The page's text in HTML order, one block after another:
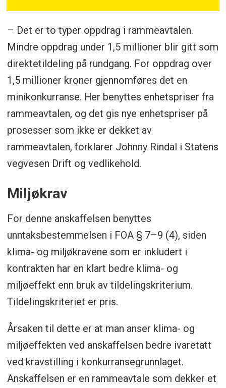
– Det er to typer oppdrag i rammeavtalen.
Mindre oppdrag under 1,5 millioner blir gitt som
direktetildeling på rundgang. For oppdrag over
1,5 millioner kroner gjennomføres det en
minikonkurranse. Her benyttes enhetspriser fra
rammeavtalen, og det gis nye enhetspriser på
prosesser som ikke er dekket av
rammeavtalen, forklarer Johnny Rindal i Statens
vegvesen Drift og vedlikehold.
Miljøkrav
For denne anskaffelsen benyttes
unntaksbestemmelsen i FOA § 7–9 (4), siden
klima- og miljøkravene som er inkludert i
kontrakten har en klart bedre klima- og
miljøeffekt enn bruk av tildelingskriterium.
Tildelingskriteriet er pris.
Årsaken til dette er at man anser klima- og
miljøeffekten ved anskaffelsen bedre ivaretatt
ved kravstilling i konkurransegrunnlaget.
Anskaffelsen er en rammeavtale som dekker et